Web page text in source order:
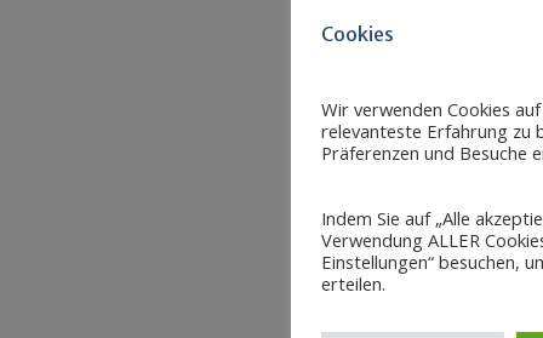
Cookies
Wir verwenden Cookies
relevanteste Erfahrung zu
Präferenzen und Besuche
Indem Sie auf „Alle
Verwendung ALLER
Einstellungen“ besuchen,
erteilen.